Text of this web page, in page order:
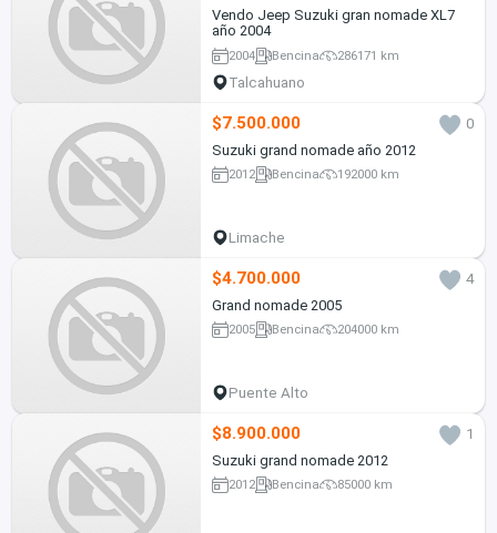
Vendo Jeep Suzuki gran nomade XL7
año 2004
2004 Bencina 286171 km
Talcahuano
$7.500.000
0
Suzuki grand nomade año 2012
2012 Bencina 192000 km
Limache
$4.700.000
4
Grand nomade 2005
2005 Bencina 204000 km
Puente Alto
$8.900.000
1
Suzuki grand nomade 2012
2012 Bencina 85000 km